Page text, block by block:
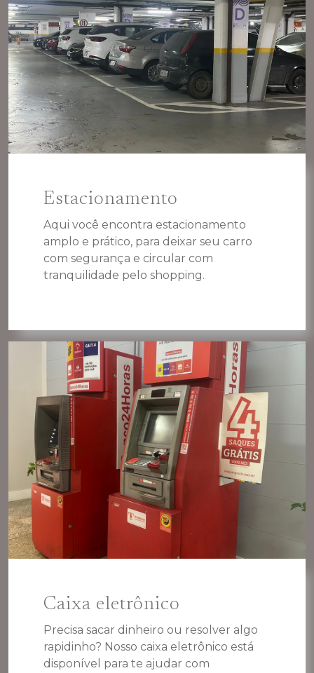
Estacionamento
Aqui você encontra estacionamento
amplo e prático, para deixar seu carro
com segurança e circular com
tranquilidade pelo shopping.
Caixa eletrônico
Precisa sacar dinheiro ou resolver algo
rapidinho? Nosso caixa eletrônico está
disponível para te ajudar com